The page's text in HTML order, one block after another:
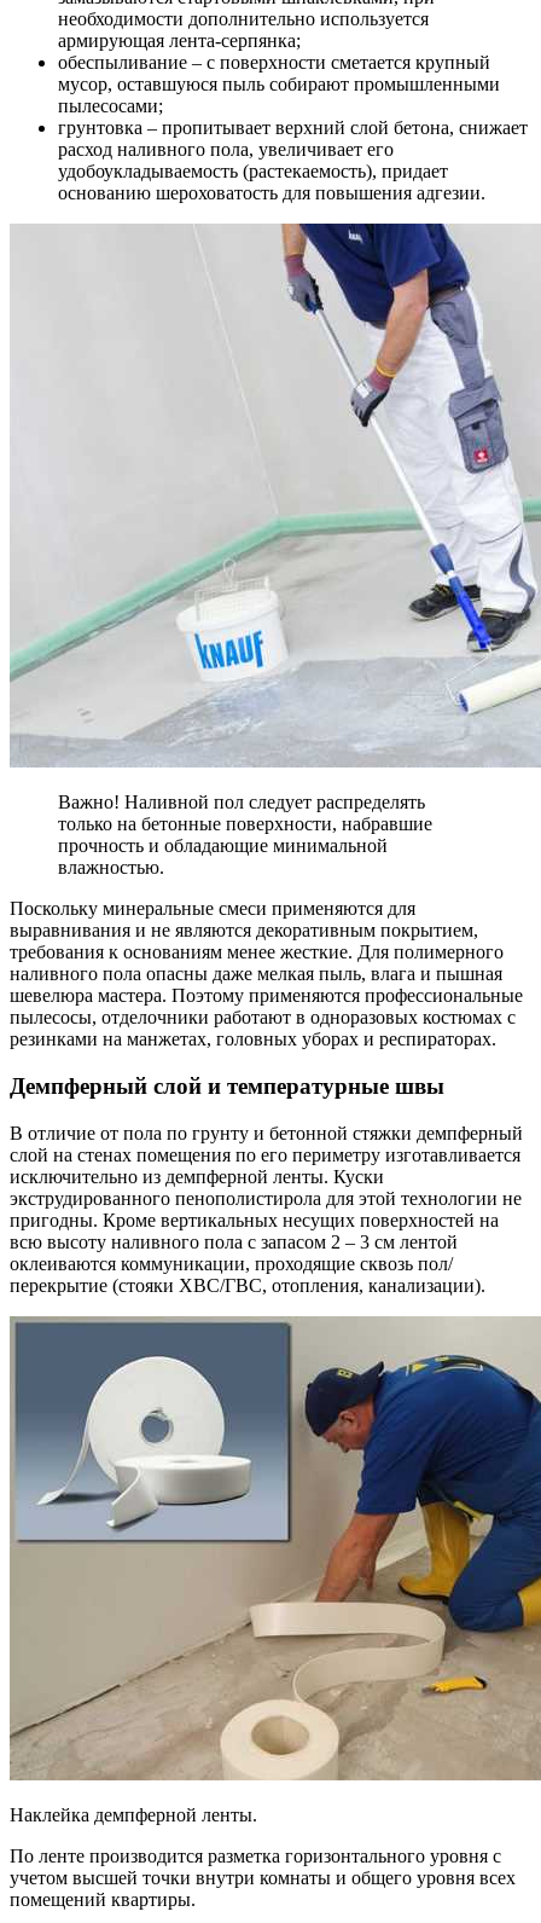
необходимости дополнительно используется
армирующая лента-серпянка;
обеспыливание – с поверхности сметается крупный
мусор, оставшуюся пыль собирают промышленными
пылесосами;
грунтовка – пропитывает верхний слой бетона, снижает
расход наливного пола, увеличивает его
удобоукладываемость (растекаемость), придает
основанию шероховатость для повышения адгезии.
Важно! Наливной пол следует распределять
только на бетонные поверхности, набравшие
прочность и обладающие минимальной
влажностью.
Поскольку минеральные смеси применяются для
выравнивания и не являются декоративным покрытием,
требования к основаниям менее жесткие. Для полимерного
наливного пола опасны даже мелкая пыль, влага и пышная
шевелюра мастера. Поэтому применяются профессиональные
пылесосы, отделочники работают в одноразовых костюмах с
резинками на манжетах, головных уборах и респираторах.
Демпферный слой и температурные швы
В отличие от пола по грунту и бетонной стяжки демпферный
слой на стенах помещения по его периметру изготавливается
исключительно из демпферной ленты. Куски
экструдированного пенополистирола для этой технологии не
пригодны. Кроме вертикальных несущих поверхностей на
всю высоту наливного пола с запасом 2 – 3 см лентой
оклеиваются коммуникации, проходящие сквозь пол/
перекрытие (стояки ХВС/ГВС, отопления, канализации).
Наклейка демпферной ленты.
По ленте производится разметка горизонтального уровня с
учетом высшей точки внутри комнаты и общего уровня всех
помещений квартиры.